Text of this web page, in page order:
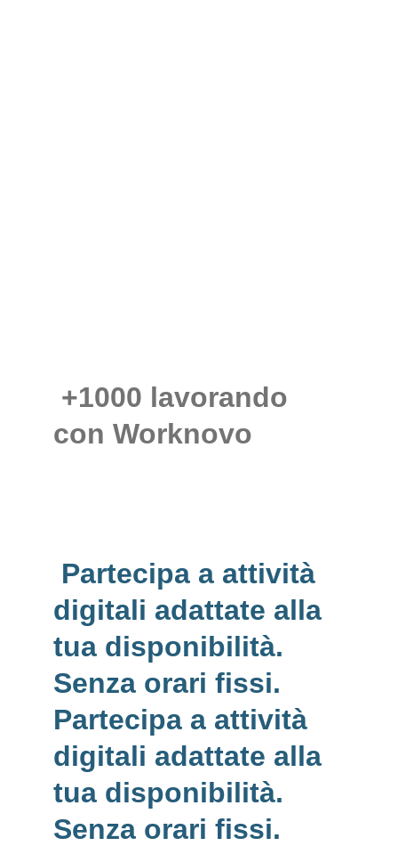
con Worknovo
digitali adattate alla
tua disponibilità.
Senza orari fissi.
Partecipa a attività
digitali adattate alla
tua disponibilità.
Senza orari fissi.